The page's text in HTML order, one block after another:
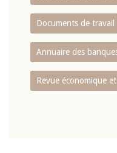
Documents de travail
Annuaire des
Revue économique